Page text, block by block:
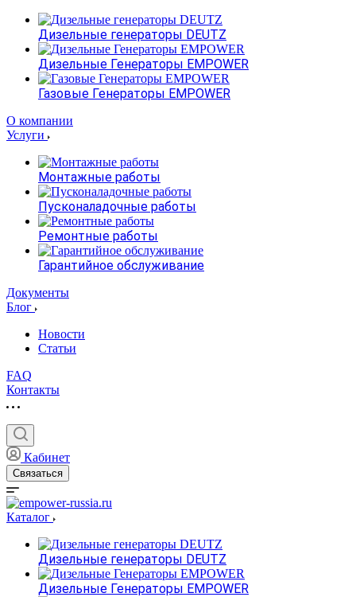
Дизельные генераторы DEUTZ
Дизельные Генераторы EMPOWER
Газовые Генераторы EMPOWER
О компании
Услуги
Монтажные работы
Пусконаладочные работы
Ремонтные работы
Гарантийное обслуживание
Документы
Блог
Новости
Статьи
FAQ
Контакты
Кабинет
Связаться
Каталог
Дизельные генераторы DEUTZ
Дизельные Генераторы EMPOWER